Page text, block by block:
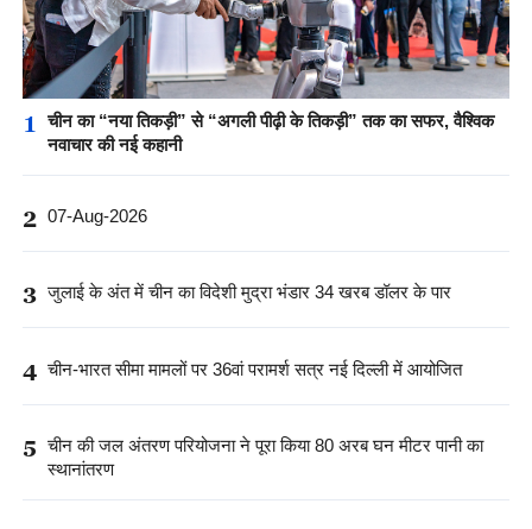
1
चीन का “नया तिकड़ी” से “अगली पीढ़ी के तिकड़ी” तक का सफर, वैश्विक
नवाचार की नई कहानी
2 07-Aug-2026
3 जुलाई के अंत में चीन का विदेशी मुद्रा भंडार 34 खरब डॉलर के पार
4 चीन-भारत सीमा मामलों पर 36वां परामर्श सत्र नई दिल्ली में आयोजित
5 चीन की जल अंतरण परियोजना ने पूरा किया 80 अरब घन मीटर पानी का
स्थानांतरण